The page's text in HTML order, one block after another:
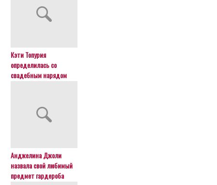
Кэти Топурия
определилась со
свадебным нарядом
Анджелина Джоли
назвала свой любимый
предмет гардероба